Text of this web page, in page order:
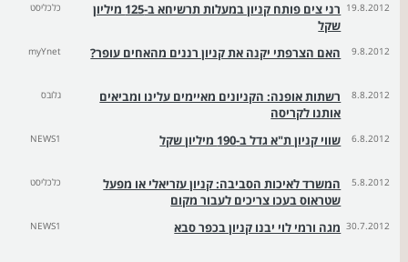
19.8.2012
רני צים פותח קניון במעלות תרשיחא ב-125 מיליון
שקל
כלכליסט
9.8.2012 האם הצרפתי יקנה את קניון רננים מהאחים עופר? myYnet
8.8.2012
רשתות אופנה: הקניונים מאיימים עלינו ומביאים
אותנו לקריסה
גלובס
6.8.2012 שווי קניון ת"א גדל ב-190 מיליון שקל NEWS1
5.8.2012
המשרד לאיכות הסביבה: קניון עזריאלי או מפעל
שטראוס בעכו צריכים לעבור מקום
כלכליסט
30.7.2012 מגה ורמי לוי יבנו קניון בכפר סבא NEWS1